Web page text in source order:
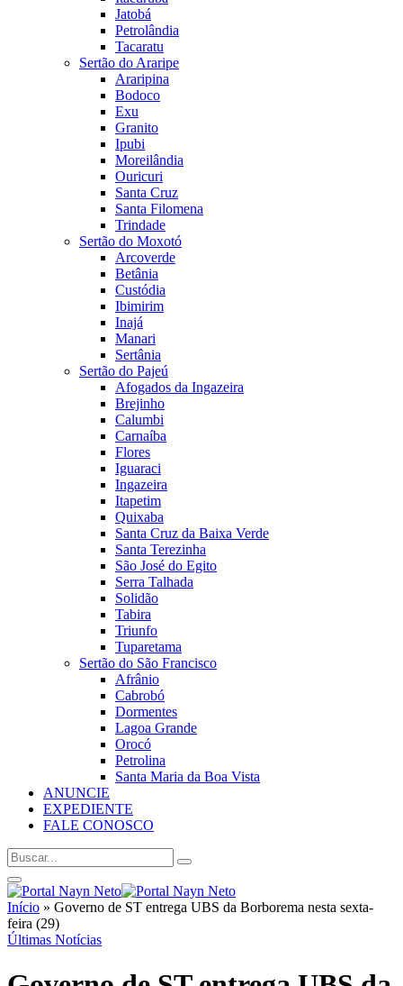
Jatobá
Petrolândia
Tacaratu
Sertão do Araripe
Araripina
Bodoco
Exu
Granito
Ipubi
Moreilândia
Ouricuri
Santa Cruz
Santa Filomena
Trindade
Sertão do Moxotó
Arcoverde
Betânia
Custódia
Ibimirim
Inajá
Manari
Sertânia
Sertão do Pajeú
Afogados da Ingazeira
Brejinho
Calumbi
Carnaíba
Flores
Iguaraci
Ingazeira
Itapetim
Quixaba
Santa Cruz da Baixa Verde
Santa Terezinha
São José do Egito
Serra Talhada
Solidão
Tabira
Triunfo
Tuparetama
Sertão do São Francisco
Afrânio
Cabrobó
Dormentes
Lagoa Grande
Orocó
Petrolina
Santa Maria da Boa Vista
ANUNCIE
EXPEDIENTE
FALE CONOSCO
Início » Governo de ST entrega UBS da Borborema nesta sexta-
feira (29)
Últimas Notícias